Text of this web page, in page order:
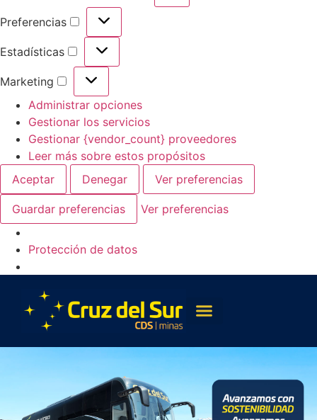
Preferencias
Estadísticas
Marketing
Administrar opciones
Gestionar los servicios
Gestionar {vendor_count} proveedores
Leer más sobre estos propósitos
Aceptar
Denegar Ver preferencias
Guardar preferencias Ver preferencias
Protección de datos